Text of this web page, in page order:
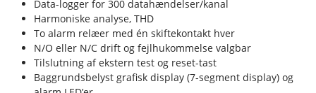
Data-logger for 300 datahændelser/kanal
Harmoniske analyse, THD
To alarm relæer med én skiftekontakt hver
N/O eller N/C drift og fejlhukommelse valgbar
Tilslutning af ekstern test og reset-tast
Baggrundsbelyst grafisk display (7-segment display) og